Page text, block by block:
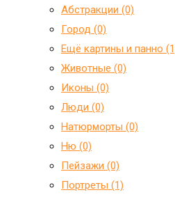
Абстракции (0)
Город (0)
Ещё картины и панно
Животные (0)
Иконы (0)
Люди (0)
Натюрморты (0)
Ню (0)
Пейзажи (0)
Портреты (1)